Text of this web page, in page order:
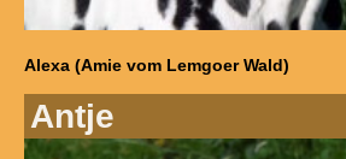
Alexa (Amie vom Lemgoer Wald)
Antje